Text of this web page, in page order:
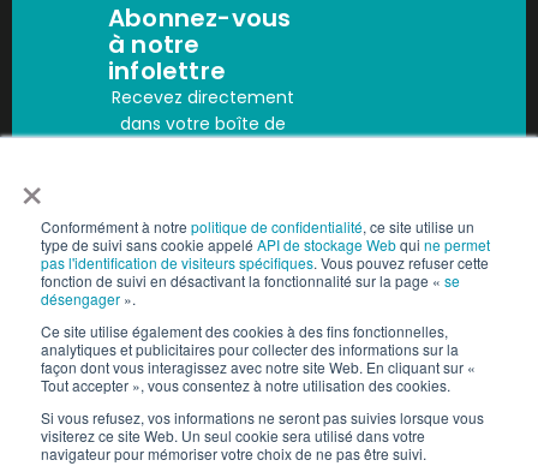
×
Conformément à notre politique de confidentialité, ce site utilise un
type de suivi sans cookie appelé API de stockage Webqui ne permet
pas l'identification de visiteurs spécifiques. Vous pouvez refuser cette
fonction de suivi en désactivant la fonctionnalité sur la page « se
désengager ».
Ce site utilise également des cookies à des fins fonctionnelles,
analytiques et publicitaires pour collecter des informations sur la
façon dont vous interagissez avec notre site Web. En cliquant sur «
Tout accepter », vous consentez à notre utilisation des cookies.
Si vous refusez, vos informations ne seront pas suivies lorsque vous
visiterez ce site Web. Un seul cookie sera utilisé dans votre
navigateur pour mémoriser votre choix de ne pas être suivi.
Abonnez-vous
à notre
infolettre
Recevez directement
dans votre boîte de
main-d’œuvre, les
mises à jour sur la
conformité et les
secteur.
Droits d’auteur © 2025 People2.0 | Tous droits réservés